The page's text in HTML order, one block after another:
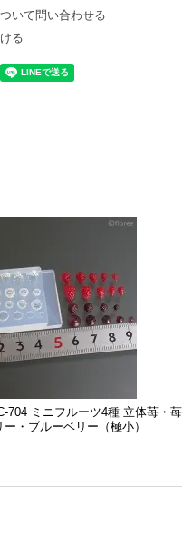
いて問い合わせる
る
704 ミニフルーツ4種 立体苺・苺
・ブルーベリー（極小）